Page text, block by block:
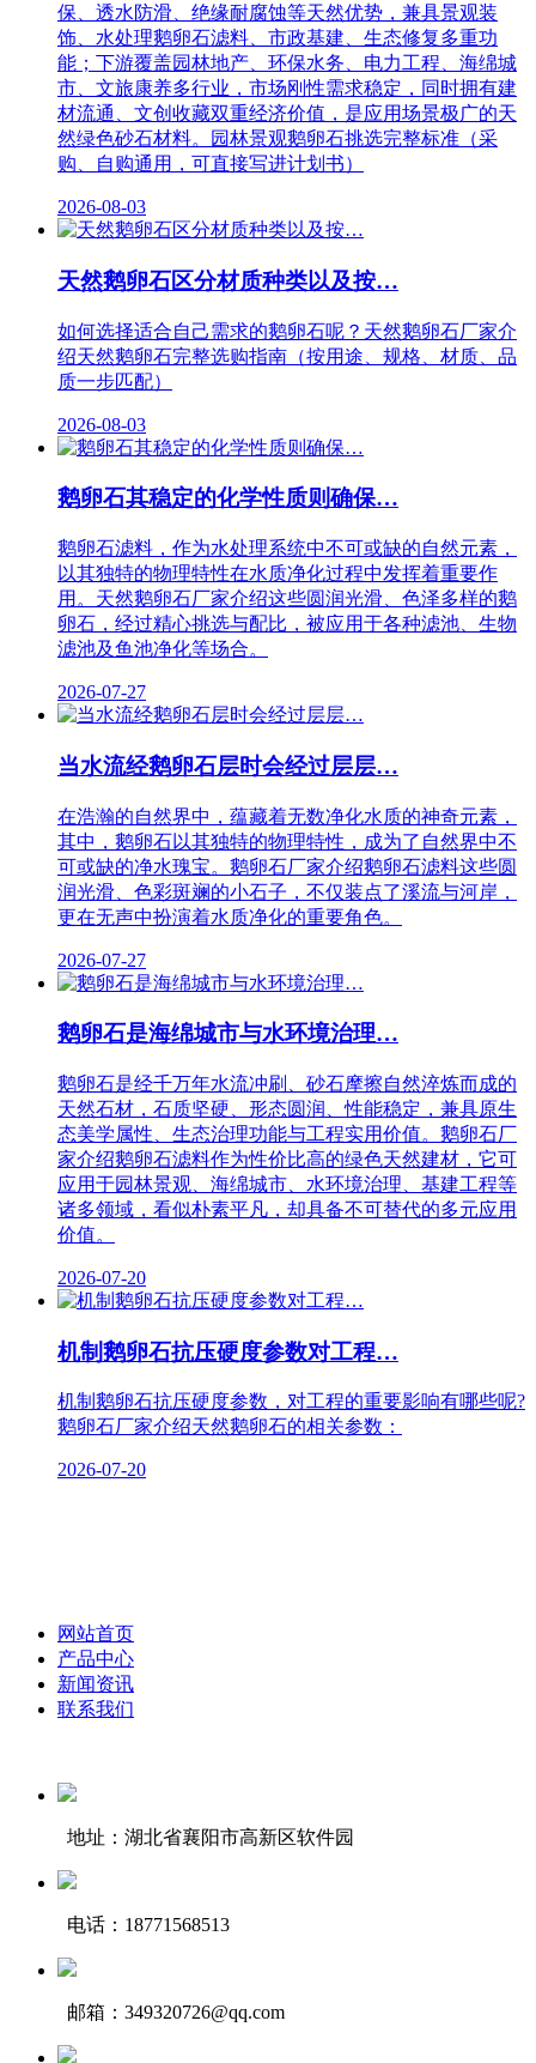
保、透水防滑、绝缘耐腐蚀等天然优势，兼具景观装
饰、水处理鹅卵石滤料、市政基建、生态修复多重功
能；下游覆盖园林地产、环保水务、电力工程、海绵城
市、文旅康养多行业，市场刚性需求稳定，同时拥有建
材流通、文创收藏双重经济价值，是应用场景极广的天
然绿色砂石材料。园林景观鹅卵石挑选完整标准（采
购、自购通用，可直接写进计划书）
2026-08-03
天然鹅卵石区分材质种类以及按…
如何选择适合自己需求的鹅卵石呢？天然鹅卵石厂家介
绍天然鹅卵石完整选购指南（按用途、规格、材质、品
质一步匹配）
2026-08-03
鹅卵石其稳定的化学性质则确保…
鹅卵石滤料，作为水处理系统中不可或缺的自然元素，
以其独特的物理特性在水质净化过程中发挥着重要作
用。天然鹅卵石厂家介绍这些圆润光滑、色泽多样的鹅
卵石，经过精心挑选与配比，被应用于各种滤池、生物
滤池及鱼池净化等场合。
2026-07-27
当水流经鹅卵石层时会经过层层…
在浩瀚的自然界中，蕴藏着无数净化水质的神奇元素，
其中，鹅卵石以其独特的物理特性，成为了自然界中不
可或缺的净水瑰宝。鹅卵石厂家介绍鹅卵石滤料这些圆
润光滑、色彩斑斓的小石子，不仅装点了溪流与河岸，
更在无声中扮演着水质净化的重要角色。
2026-07-27
鹅卵石是海绵城市与水环境治理…
鹅卵石是经千万年水流冲刷、砂石摩擦自然淬炼而成的
天然石材，石质坚硬、形态圆润、性能稳定，兼具原生
态美学属性、生态治理功能与工程实用价值。鹅卵石厂
家介绍鹅卵石滤料作为性价比高的绿色天然建材，它可
应用于园林景观、海绵城市、水环境治理、基建工程等
诸多领域，看似朴素平凡，却具备不可替代的多元应用
价值。
2026-07-20
机制鹅卵石抗压硬度参数对工程…
机制鹅卵石抗压硬度参数，对工程的重要影响有哪些呢?
鹅卵石厂家介绍天然鹅卵石的相关参数：
2026-07-20
网站首页
产品中心
新闻资讯
联系我们
地址：湖北省襄阳市高新区软件园
电话：18771568513
邮箱：349320726@qq.com